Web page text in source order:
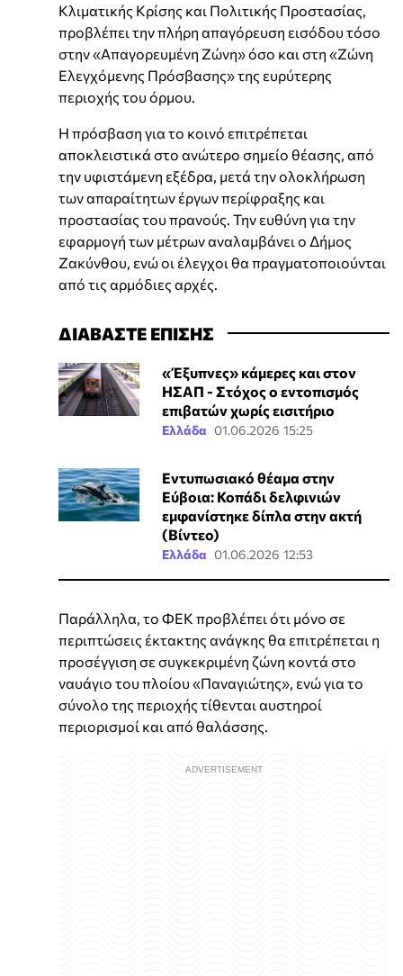
Κλιματικής Κρίσης και Πολιτικής Προστασίας,
προβλέπει την πλήρη απαγόρευση εισόδου τόσο
στην «Απαγορευμένη Ζώνη» όσο και στη «Ζώνη
Ελεγχόμενης Πρόσβασης» της ευρύτερης
περιοχής του όρμου.
Η πρόσβαση για το κοινό επιτρέπεται
αποκλειστικά στο ανώτερο σημείο θέασης, από
την υφιστάμενη εξέδρα, μετά την ολοκλήρωση
των απαραίτητων έργων περίφραξης και
προστασίας του πρανούς. Την ευθύνη για την
εφαρμογή των μέτρων αναλαμβάνει ο Δήμος
Ζακύνθου, ενώ οι έλεγχοι θα πραγματοποιούνται
από τις αρμόδιες αρχές.
ΔΙΑΒΑΣΤΕ ΕΠΙΣΗΣ
«Έξυπνες» κάμερες και στον
ΗΣΑΠ - Στόχος ο εντοπισμός
επιβατών χωρίς εισιτήριο
Ελλάδα 01.06.2026 15:25
Εντυπωσιακό θέαμα στην
Εύβοια: Κοπάδι δελφινιών
εμφανίστηκε δίπλα στην ακτή
(Βίντεο)
Ελλάδα 01.06.2026 12:53
Παράλληλα, το ΦΕΚ προβλέπει ότι μόνο σε
περιπτώσεις έκτακτης ανάγκης θα επιτρέπεται η
προσέγγιση σε συγκεκριμένη ζώνη κοντά στο
ναυάγιο του πλοίου «Παναγιώτης», ενώ για το
σύνολο της περιοχής τίθενται αυστηροί
περιορισμοί και από θαλάσσης.